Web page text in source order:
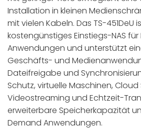
Installation in kleinen
mit vielen Kabeln. Das TS-451DeU
kostengünstiges Einstiegs-NAS
Anwendungen und unterstützt
Geschäfts- und
Dateifreigabe und
Schutz, virtuelle Maschinen,
Videostreaming und Echtzeit-
erweiterbare Speicherkapazität
Demand Anwendungen.